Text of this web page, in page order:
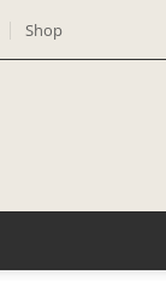
Shop